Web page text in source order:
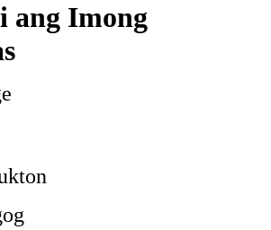
ang Imong